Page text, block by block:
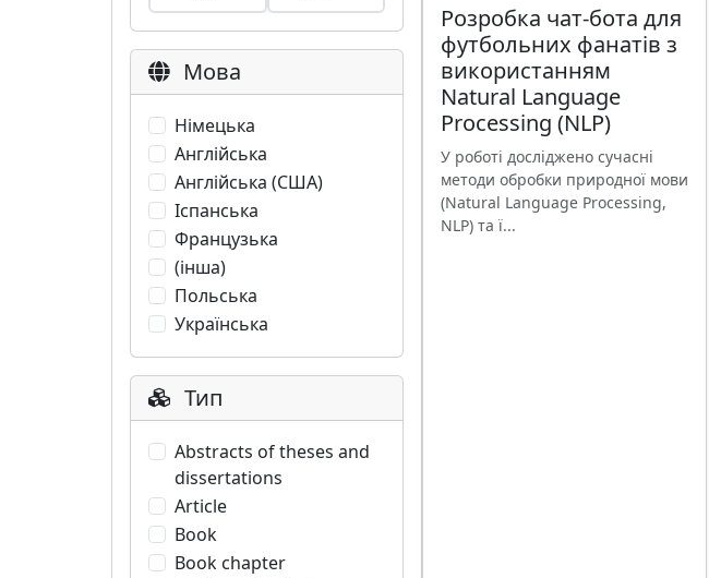
Мова
Німецька
Англійська
Англійська (США)
Іспанська
Французька
(інша)
Польська
Українська
Тип
Abstracts of theses and
dissertations
Article
Book
Book chapter
Розробка чат-бота для
футбольних фанатів з
використанням
Natural Language
Processing (NLP)
У роботі досліджено сучасні
методи обробки природної мови
(Natural Language Processing,
NLP) та ї...